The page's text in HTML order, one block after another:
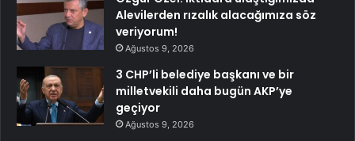
Alevilerden rızalık alacağımıza söz
veriyorum!
Ağustos 9, 2026
3 CHP’li belediye başkanı ve bir
milletvekili daha bugün AKP’ye
geçiyor
Ağustos 9, 2026